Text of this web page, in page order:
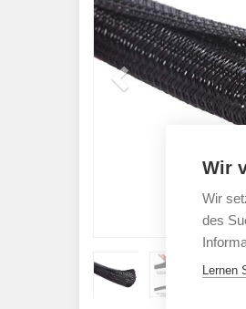
Wir
Wir
des
Lernen